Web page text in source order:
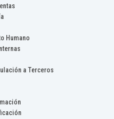
Humano
a Terceros